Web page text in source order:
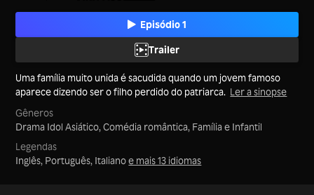
Episódio 1
Trailer
Uma família muito unida é sacudida quando um jovem famoso
aparece dizendo ser o filho perdido do patriarca. Ler a sinopse
Gêneros
Drama Idol Asiático,Comédia romântica, Família e Infantil
Legendas
Inglês, Português, Italianoe mais 13 idiomas